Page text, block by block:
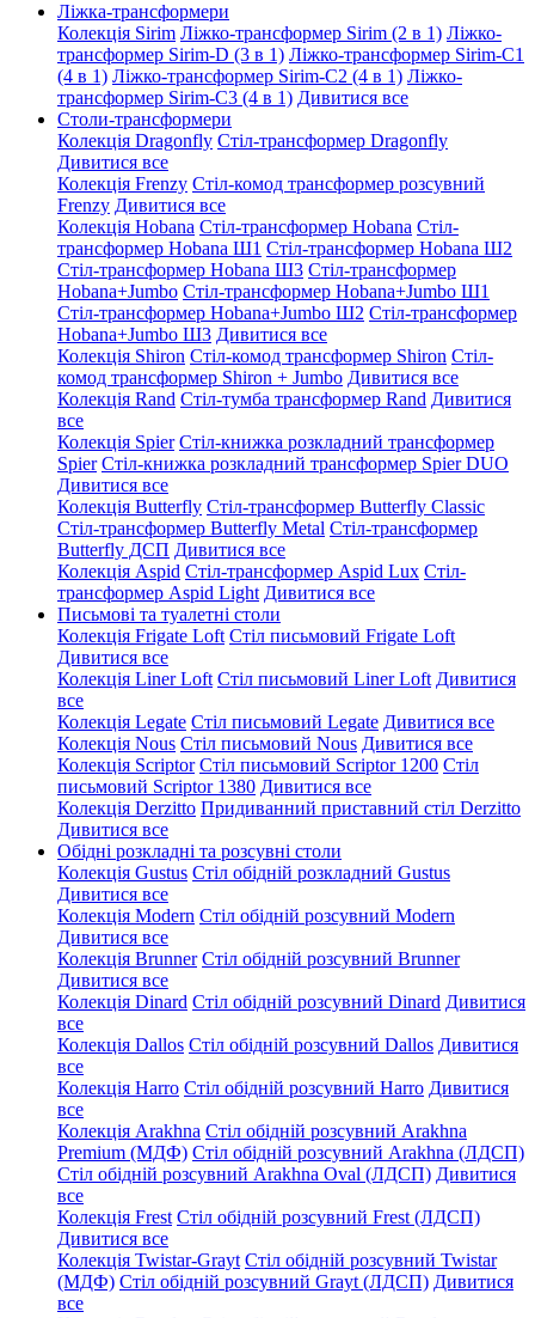
Ліжка-трансформери
Колекція Sirim Ліжко-трансформер Sirim (2 в 1) Ліжко-
трансформер Sirim-D (3 в 1) Ліжко-трансформер Sirim-C1
(4 в 1) Ліжко-трансформер Sirim-C2 (4 в 1) Ліжко-
трансформер Sirim-C3 (4 в 1) Дивитися все
Столи-трансформери
Колекція Dragonfly Стіл-трансформер Dragonfly
Дивитися все
Колекція Frenzy Стіл-комод трансформер розсувний
Frenzy Дивитися все
Колекція Hobana Стіл-трансформер Hobana Стіл-
трансформер Hobana Ш1 Стіл-трансформер Hobana Ш2
Стіл-трансформер Hobana Ш3 Стіл-трансформер
Hobana+Jumbo Стіл-трансформер Hobana+Jumbo Ш1
Стіл-трансформер Hobana+Jumbo Ш2 Стіл-трансформер
Hobana+Jumbo Ш3 Дивитися все
Колекція Shiron Стіл-комод трансформер Shiron Стіл-
комод трансформер Shiron + Jumbo Дивитися все
Колекція Rand Стіл-тумба трансформер Rand Дивитися
все
Колекція Spier Стіл-книжка розкладний трансформер
Spier Стіл-книжка розкладний трансформер Spier DUO
Дивитися все
Колекція Butterfly Стіл-трансформер Butterfly Classic
Стіл-трансформер Butterfly Metal Стіл-трансформер
Butterfly ДСП Дивитися все
Колекція Aspid Стіл-трансформер Aspid Lux Стіл-
трансформер Aspid Light Дивитися все
Письмові та туалетні столи
Колекція Frigate Loft Стіл письмовий Frigate Loft
Дивитися все
Колекція Liner Loft Стіл письмовий Liner Loft Дивитися
все
Колекція Legate Стіл письмовий Legate Дивитися все
Колекція Nous Стіл письмовий Nous Дивитися все
Колекція Scriptor Стіл письмовий Scriptor 1200 Стіл
письмовий Scriptor 1380 Дивитися все
Колекція Derzitto Придиванний приставний стіл Derzitto
Дивитися все
Обідні розкладні та розсувні столи
Колекція Gustus Стіл обідній розкладний Gustus
Дивитися все
Колекція Modern Стіл обідній розсувний Modern
Дивитися все
Колекція Brunner Стіл обідній розсувний Brunner
Дивитися все
Колекція Dinard Стіл обідній розсувний Dinard Дивитися
все
Колекція Dallos Стіл обідній розсувний Dallos Дивитися
все
Колекція Harro Стіл обідній розсувний Harro Дивитися
все
Колекція Arakhna Стіл обідній розсувний Arakhna
Premium (МДФ) Стіл обідній розсувний Arakhna (ЛДСП)
Стіл обідній розсувний Arakhna Oval (ЛДСП) Дивитися
все
Колекція Frest Стіл обідній розсувний Frest (ЛДСП)
Дивитися все
Колекція Twistar-Grayt Стіл обідній розсувний Twistar
(МДФ) Стіл обідній розсувний Grayt (ЛДСП) Дивитися
все